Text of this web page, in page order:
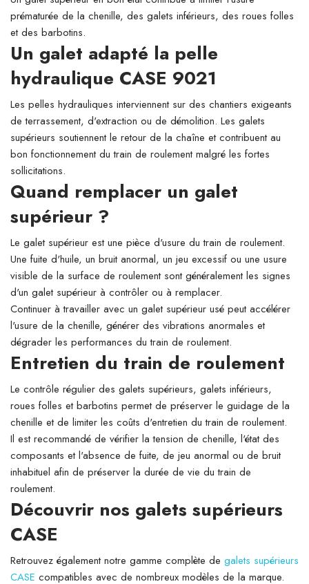
prématurée de la chenille, des galets inférieurs, des roues folles
et des barbotins.
Un galet adapté la pelle
hydraulique CASE 9021
Les pelles hydrauliques interviennent sur des chantiers exigeants
de terrassement, d'extraction ou de démolition. Les galets
supérieurs soutiennent le retour de la chaîne et contribuent au
bon fonctionnement du train de roulement malgré les fortes
sollicitations.
Quand remplacer un galet
supérieur ?
Le galet supérieur est une pièce d'usure du train de roulement.
Une fuite d'huile, un bruit anormal, un jeu excessif ou une usure
visible de la surface de roulement sont généralement les signes
d'un galet supérieur à contrôler ou à remplacer.
Continuer à travailler avec un galet supérieur usé peut accélérer
l'usure de la chenille, générer des vibrations anormales et
dégrader les performances du train de roulement.
Entretien du train de roulement
Le contrôle régulier des galets supérieurs, galets inférieurs,
roues folles et barbotins permet de préserver le guidage de la
chenille et de limiter les coûts d'entretien du train de roulement.
Il est recommandé de vérifier la tension de chenille, l'état des
composants et l'absence de fuite, de jeu anormal ou de bruit
inhabituel afin de préserver la durée de vie du train de
roulement.
Découvrir nos galets supérieurs
CASE
Retrouvez également notre gamme complète de galets supérieurs
CASE compatibles avec de nombreux modèles de la marque.